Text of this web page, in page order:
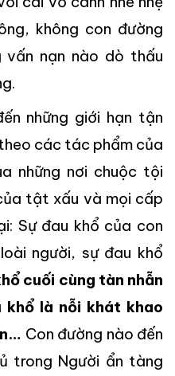
không con đường
nạn nào dò thấu
những giới hạn tận
các tác phẩm của
những nơi chuộc tội
tật xấu và mọi cấp
Sự đau khổ của con
người, sự đau khổ
cuối cùng tàn nhẫn
là nỗi khát khao
Con đường nào đến
trong Người ẩn tàng